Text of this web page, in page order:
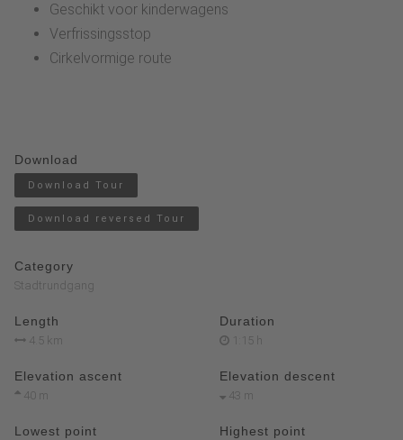
Geschikt voor kinderwagens
Verfrissingsstop
Cirkelvormige route
Download
Download Tour
Download reversed Tour
Category
Stadtrundgang
Length
4.5 km
Duration
1:15 h
Elevation ascent
40 m
Elevation descent
43 m
Lowest point Highest point